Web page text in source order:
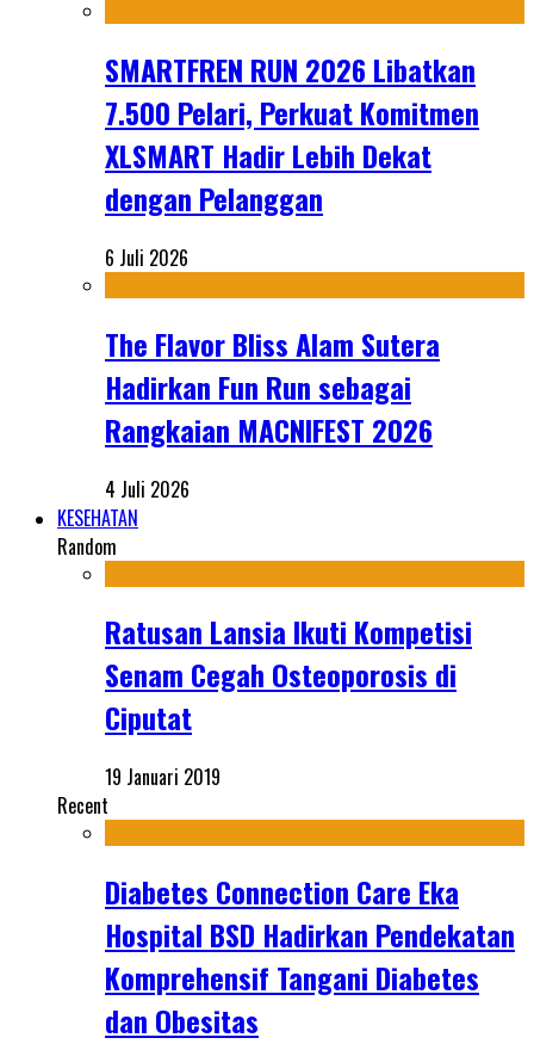
SMARTFREN RUN 2026 Libatkan
7.500 Pelari, Perkuat Komitmen
XLSMART Hadir Lebih Dekat
dengan Pelanggan
6 Juli 2026
The Flavor Bliss Alam Sutera
Hadirkan Fun Run sebagai
Rangkaian MACNIFEST 2026
4 Juli 2026
KESEHATAN
Random
Ratusan Lansia Ikuti Kompetisi
Senam Cegah Osteoporosis di
Ciputat
19 Januari 2019
Recent
Diabetes Connection Care Eka
Hospital BSD Hadirkan Pendekatan
Komprehensif Tangani Diabetes
dan Obesitas